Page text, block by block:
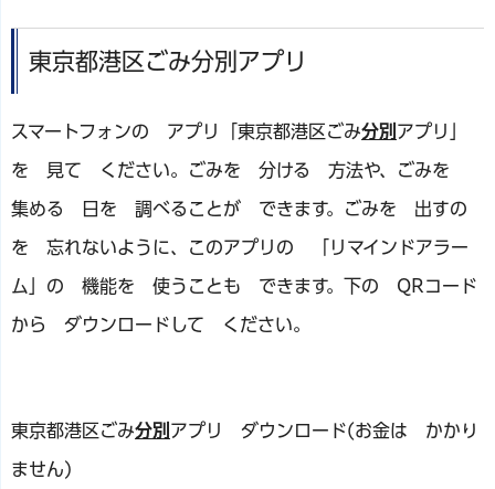
東京都港区ごみ分別アプリ
スマートフォンの アプリ「東京都港区ごみ分別 アプリ」
を 見て ください。ごみを 分ける 方法や、ごみを
集める 日を 調べることが できます。ごみを 出すの
を 忘れないように、このアプリの 「リマインドアラー
ム」の 機能を 使うことも できます。下の QRコード
から ダウンロードして ください。
東京都港区ごみ分別 アプリ ダウンロード(お金は かかり
ません)